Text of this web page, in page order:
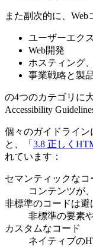
また副次的に、
ユーザーエク
Web開発
ホスティング
事業戦略と製
の4つのカテゴリに
Accessibility
個々のガイドライ
と、「 3.8 正しく
れています：
セマンティックなコ
コンテンツが
非標準のコードは避
非標準の要素
カスタムなコード
ネイティブの